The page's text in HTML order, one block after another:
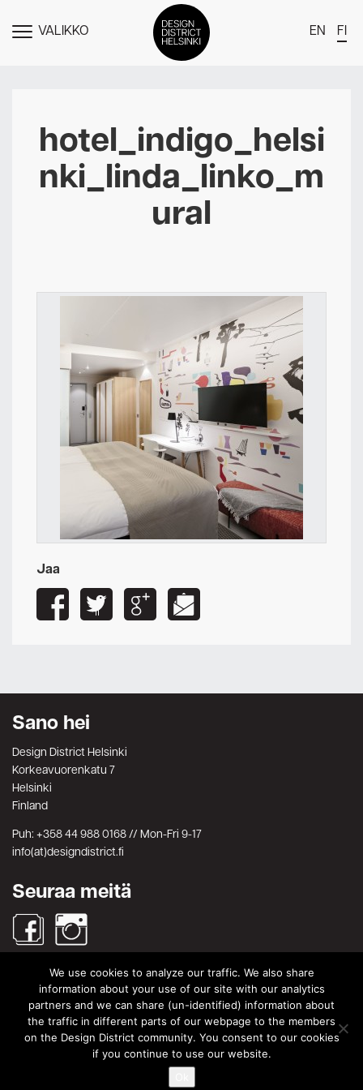
NÄYTÄVALIKKO EN FI
Jäsenet
Tapahtumat
Uutiset
Medialle
Ota yhteyttä
hotel_indigo_helsi
nki_linda_linko_m
ural
Jaa
Sano hei
Design District Helsinki
Korkeavuorenkatu 7
Helsinki
Finland
Puh: +358 44 988 0168 // Mon-Fri 9-17
info(at)designdistrict.fi
Seuraa meitä
Haku
Search
for:
Search
© Design District Helsinki 2026. Crafted byPixels
We use cookies to analyze our traffic. We also share
information about your use of our site with our analytics
partners and we can share (un-identified) information about
the traffic in different parts of our webpage to the members
on the Design District community. You consent to our cookies
if you continue to use our website.